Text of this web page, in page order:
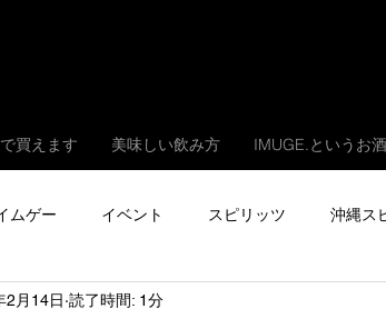
買えます 美味しい飲み方 IMUGE.というお酒
ムゲー イベント スピリッツ 沖縄ス
2月14日 読了時間: 1分